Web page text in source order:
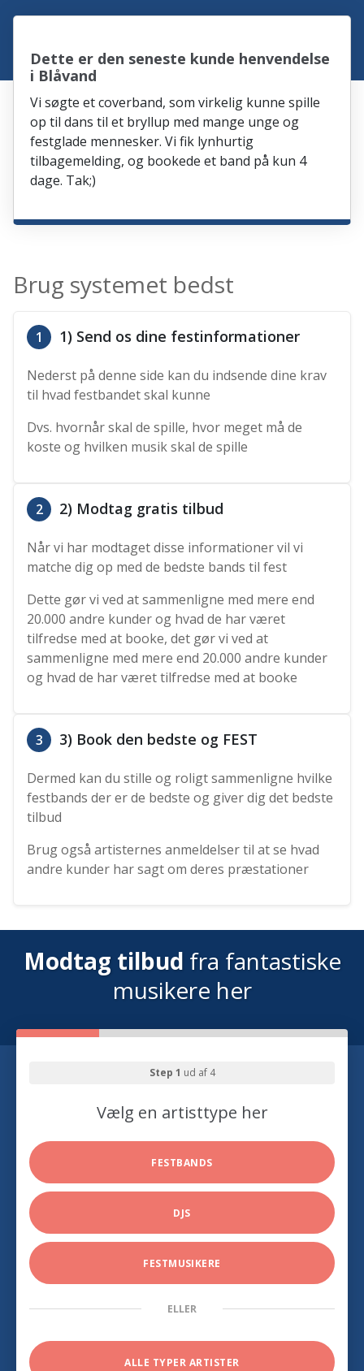
Dette er den seneste kunde henvendelse
i Blåvand
Vi søgte et coverband, som virkelig kunne spille
op til dans til et bryllup med mange unge og
festglade mennesker. Vi fik lynhurtig
tilbagemelding, og bookede et band på kun 4
dage. Tak;)
Brug systemet bedst
1 1) Send os dine festinformationer
Nederst på denne side kan du indsende dine krav
til hvad festbandet skal kunne
Dvs. hvornår skal de spille, hvor meget må de
koste og hvilken musik skal de spille
2 2) Modtag gratis tilbud
Når vi har modtaget disse informationer vil vi
matche dig op med de bedste bands til fest
Dette gør vi ved at sammenligne med mere end
20.000 andre kunder og hvad de har været
tilfredse med at booke, det gør vi ved at
sammenligne med mere end 20.000 andre kunder
og hvad de har været tilfredse med at booke
3 3) Book den bedste og FEST
Dermed kan du stille og roligt sammenligne hvilke
festbands der er de bedste og giver dig det bedste
tilbud
Brug også artisternes anmeldelser til at se hvad
andre kunder har sagt om deres præstationer
Modtag tilbud fra fantastiske
musikere her
Step 1 ud af 4
Vælg en artisttype her
FESTBANDS
DJS
FESTMUSIKERE
ELLER
ALLE TYPER ARTISTER